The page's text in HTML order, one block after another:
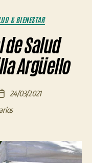
& BIENESTAR
Salud
Argüello
Fecha24/03/2021
en
de
Salud